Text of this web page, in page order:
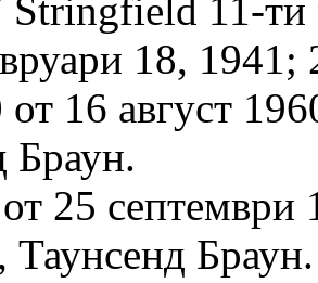
Stringfield 11-
18, 1941;
16 август
Браун.
25 септември
Таунсенд Браун.